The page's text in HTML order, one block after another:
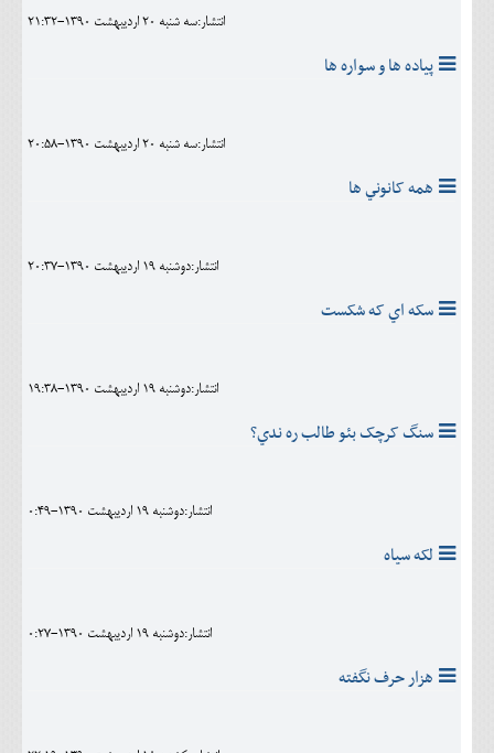
انتشار:سه شنبه 20 ارديبهشت 1390-21:32
پیاده ها و سواره ها
انتشار:سه شنبه 20 ارديبهشت 1390-20:58
همه کانوني ها
انتشار:دوشنبه 19 ارديبهشت 1390-20:37
سکه اي که شکست
انتشار:دوشنبه 19 ارديبهشت 1390-19:38
سنگ کرچک بئو طالب ره ندي؟
انتشار:دوشنبه 19 ارديبهشت 1390-0:49
لکه سياه
انتشار:دوشنبه 19 ارديبهشت 1390-0:27
هزار حرف نگفته